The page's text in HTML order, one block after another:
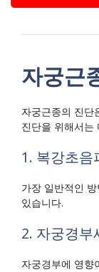
자궁근
자궁근종의 진단
진단을 위해서는
1. 복강초음
가장 일반적인
있습니다.
2. 자궁경부
자궁경부에 영향